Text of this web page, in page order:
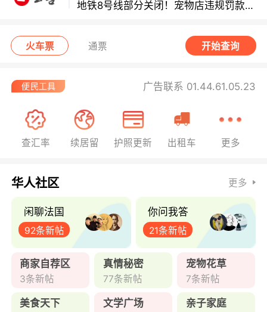
炉！
火车票 通票 开始查询
广告联系 01.44.61.05.23
查汇率 续居留 护照更新 出租车 更多
华人社区 更多
闲聊法国
92条新帖
你问我答
21条新帖
商家自荐区
3条新帖
真情秘密
77条新帖
宠物花草
7条新帖
美食天下 文学广场 亲子家庭